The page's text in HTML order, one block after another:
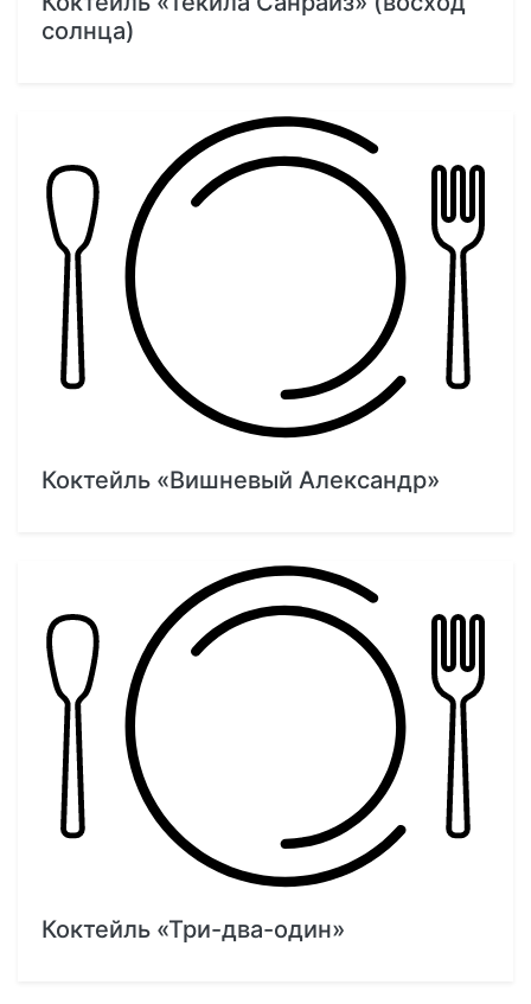
солнца)
Коктейль «Вишневый Александр»
Коктейль «Три-два-один»